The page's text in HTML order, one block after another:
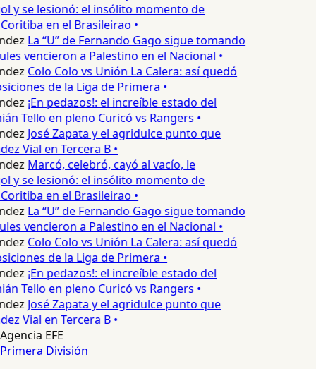
y se lesionó: el insólito momento de
en el Brasileirao •
La “U” de Fernando Gago sigue tomando
vencieron a Palestino en el Nacional •
Colo Colo vs Unión La Calera: así quedó
de la Liga de Primera •
¡En pedazos!: el increíble estado del
Tello en pleno Curicó vs Rangers •
José Zapata y el agridulce punto que
Vial en Tercera B •
Marcó, celebró, cayó al vacío, le
y se lesionó: el insólito momento de
en el Brasileirao •
La “U” de Fernando Gago sigue tomando
vencieron a Palestino en el Nacional •
Colo Colo vs Unión La Calera: así quedó
de la Liga de Primera •
¡En pedazos!: el increíble estado del
Tello en pleno Curicó vs Rangers •
José Zapata y el agridulce punto que
Vial en Tercera B •
Agencia EFE
Primera División